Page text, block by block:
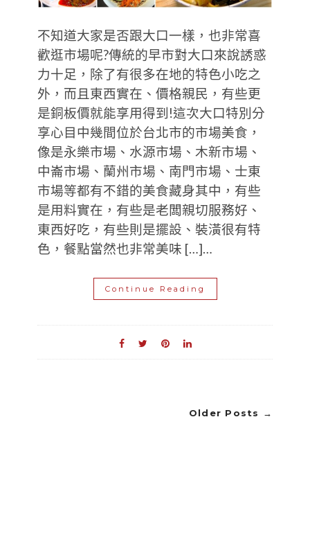
不知道大家是否跟大口一樣，也非常喜
歡逛市場呢?傳統的早市對大口來說誘惑
力十足，除了有很多在地的特色小吃之
外，而且東西實在、價格親民，有些更
是銅板價就能享用得到!這次大口特別分
享心目中幾間位於台北市的市場美食，
像是永樂市場、水源市場、木新市場、
中崙市場、蘭州市場、南門市場、士東
市場等都有不錯的美食藏身其中，有些
是用料實在，有些是老闆親切服務好、
東西好吃，有些則是擺設、裝潢很有特
色，餐點當然也非常美味 […]…
Continue Reading
Older Posts →